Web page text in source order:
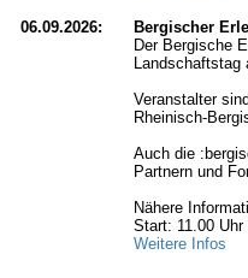
06.09.2026:
Bergischer
Der Bergische
Landschaftstag
Veranstalter
Rheinisch-
Auch die
Partnern und
Nähere
Start: 11.00
Weitere Infos